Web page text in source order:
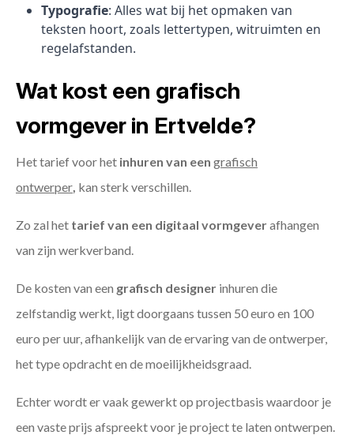
Typografie: Alles wat bij het opmaken van
teksten hoort, zoals lettertypen, witruimten en
regelafstanden.
Wat kost een grafisch
vormgever in Ertvelde?
Het tarief voor het inhuren van een grafisch
ontwerper kan sterk verschillen.
Zo zal het tarief van een digitaal vormgeverafhangen
van zijn werkverband.
De kosten van een grafisch designer inhuren die
zelfstandig werkt, ligt doorgaans tussen 50 euro en 100
euro per uur, afhankelijk van de ervaring van de ontwerper,
het type opdracht en de moeilijkheidsgraad.
Echter wordt er vaak gewerkt op projectbasis waardoor je
een vaste prijs afspreekt voor je project te laten ontwerpen.